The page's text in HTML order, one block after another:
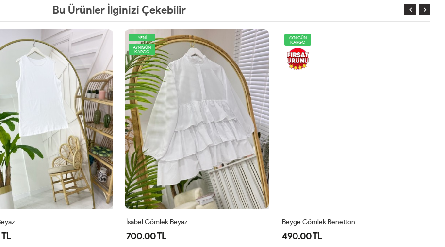
Bu Ürünler İlginizi Çekebilir
YENİ
AYNIGÜN
KARGO
İsabel Gömlek Beyaz
700.00 TL
AYNIGÜN
KARGO
Beyge Gömlek Benetton
490.00 TL